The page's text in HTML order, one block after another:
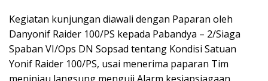
Kegiatan kunjungan diawali dengan Paparan oleh
Danyonif Raider 100/PS kepada Pabandya – 2/Siaga
Spaban VI/Ops DN Sopsad tentang Kondisi Satuan
Yonif Raider 100/PS, usai menerima paparan Tim